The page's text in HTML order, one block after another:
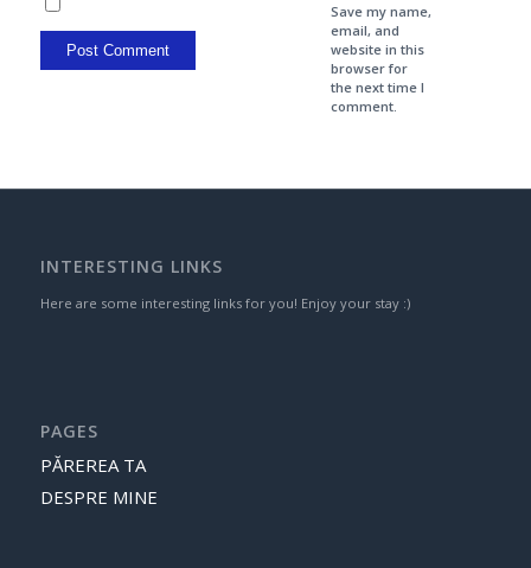
Save my name,
email, and
website in this
browser for
the next time I
comment.
INTERESTING LINKS
Here are some interesting links for you! Enjoy your stay :)
PAGES
PĂREREA TA
DESPRE MINE